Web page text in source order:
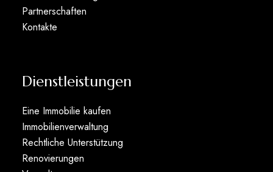
Partnerschaften
Kontakte
Dienstleistungen
Eine Immobilie kaufen
Immobilienverwaltung
Rechtliche Unterstützung
Renovierungen